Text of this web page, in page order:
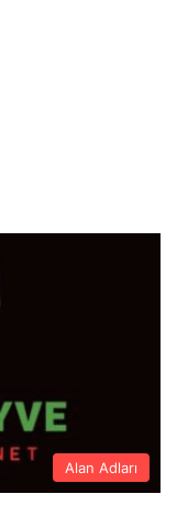
Alan Adları